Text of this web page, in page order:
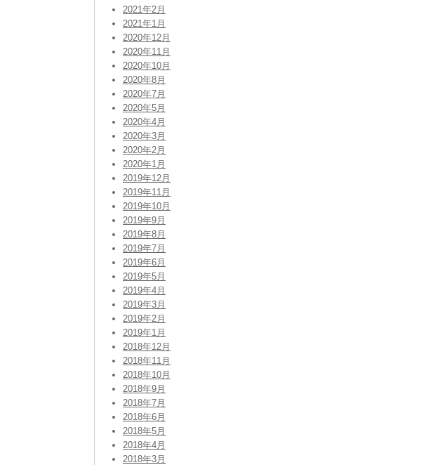
2021年2月
2021年1月
2020年12月
2020年11月
2020年10月
2020年8月
2020年7月
2020年5月
2020年4月
2020年3月
2020年2月
2020年1月
2019年12月
2019年11月
2019年10月
2019年9月
2019年8月
2019年7月
2019年6月
2019年5月
2019年4月
2019年3月
2019年2月
2019年1月
2018年12月
2018年11月
2018年10月
2018年9月
2018年7月
2018年6月
2018年5月
2018年4月
2018年3月